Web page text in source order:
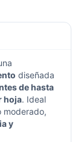
diseñada
de hasta
hoja. Ideal
moderado,
y